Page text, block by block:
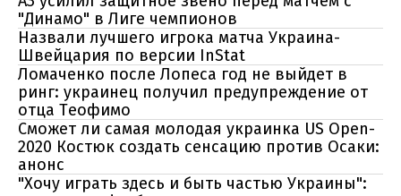
"Динамо" в Лиге чемпионов
Назвали лучшего игрока матча Украина-
Швейцария по версии InStat
Ломаченко после Лопеса год не выйдет в
ринг: украинец получил предупреждение от
отца Теофимо
Сможет ли самая молодая украинка US Open-
2020 Костюк создать сенсацию против Осаки:
анонс
"Хочу играть здесь и быть частью Украины":